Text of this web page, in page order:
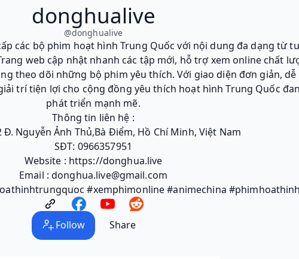
donghualive
@donghualive
các bộ phim hoạt hình Trung Quốc với nội dung đa dạng từ
web cập nhật nhanh các tập mới, hỗ trợ xem online chất
theo dõi những bộ phim yêu thích. Với giao diện đơn giản,
trí tiện lợi cho cộng đồng yêu thích hoạt hình Trung Quốc
phát triển mạnh mẽ.
Thông tin liên hệ :
Đ. Nguyễn Ảnh Thủ,Bà Điểm, Hồ Chí Minh, Việt Nam
SĐT: 0966357951
Website : https://donghua.live
Email : donghua.live@gmail.com
#xemphimonline #animechina #phimhoathinh
Follow Share